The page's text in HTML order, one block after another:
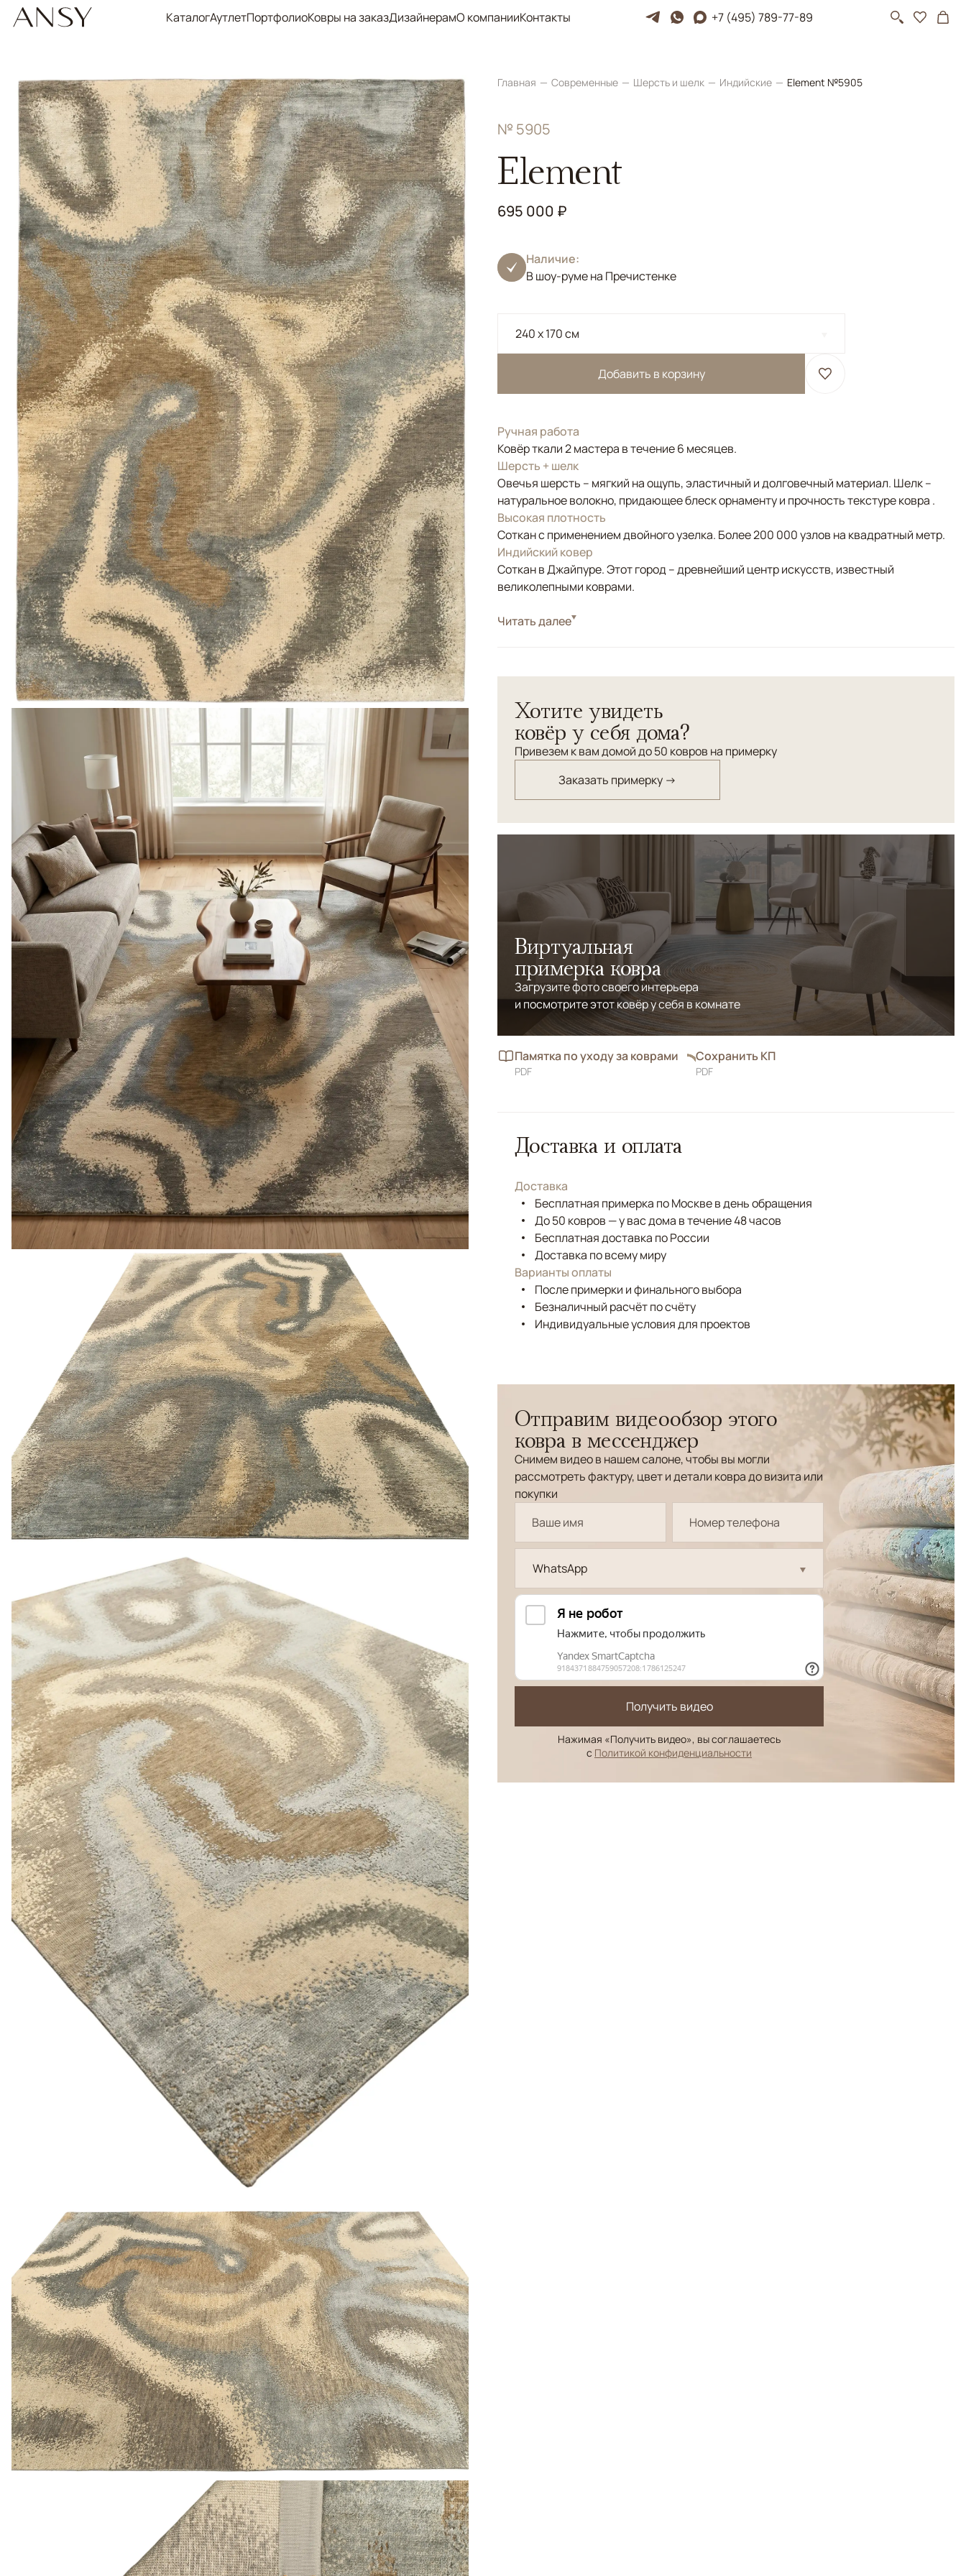
КаталогАутлетПортфолиоКовры на заказДизайнерамО компанииКонтакты +7 (495) 789-77-89
Главная Современные Шерсть и шелк Индийские Element №5905
№ 5905
Element
695 000 ₽
Наличие:
В шоу-руме на Пречистенке
240 x 170 см
Добавить в корзину
Ручная работа
Ковёр ткали 2 мастера в течение 6 месяцев.
Шерсть + шелк
Овечья шерсть – мягкий на ощупь, эластичный и долговечный материал. Шелк –
натуральное волокно, придающее блеск орнаменту и прочность текстуре ковра .
Высокая плотность
Соткан с применением двойного узелка. Более 200 000 узлов на квадратный метр.
Индийский ковер
Соткан в Джайпуре. Этот город – древнейший центр искусств, известный
великолепными коврами.
СтильСовременные
премиального качества и натурального шёлка. Ковер станет не только акцентным и
незаменимым акссесуаром интерьера, но и привнесёт в ваш дом уюта и тепла.
Читать далее
Хотите увидеть
ковёр у себя дома?
Привезем к вам домой до 50 ковров на примерку
Заказать примерку →
Виртуальная
примерка ковра
Загрузите фото своего интерьера
и посмотрите этот ковёр у себя в комнате
Памятка по уходу за коврами
PDF
Сохранить КП
PDF
Доставка и оплата
Доставка
Бесплатная примерка по Москве в день обращения
До 50 ковров — у вас дома в течение 48 часов
Бесплатная доставка по России
Доставка по всему миру
Варианты оплаты
После примерки и финального выбора
Безналичный расчёт по счёту
Индивидуальные условия для проектов
Отправим видеообзор этого
ковра в мессенджер
Снимем видео в нашем салоне, чтобы вы могли
рассмотреть фактуру, цвет и детали ковра до визита или
покупки
WhatsApp
Получить видео
Нажимая «Получить видео», вы соглашаетесь
с Политикой конфиденциальности